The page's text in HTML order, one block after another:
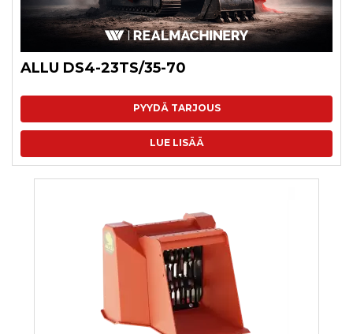
ALLU DS4-23TS/35-70
PYYDÄ TARJOUS
LUE LISÄÄ